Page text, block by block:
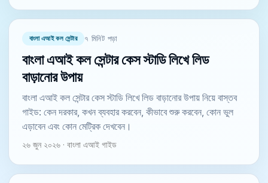
বাংলা এআই কল সেন্টার ৭ মিনিট পড়া
বাংলা এআই কল সেন্টার কেস স্টাডি লিখে লিড
বাড়ানোর উপায়
বাংলা এআই কল সেন্টার কেস স্টাডি লিখে লিড বাড়ানোর উপায় নিয়ে বাস্তব
গাইড: কেন দরকার, কখন ব্যবহার করবেন, কীভাবে শুরু করবেন, কোন ভুল
এড়াবেন এবং কোন মেট্রিক দেখবেন।
২৬ জুন ২০২৬ · বাংলা এআই গাইড